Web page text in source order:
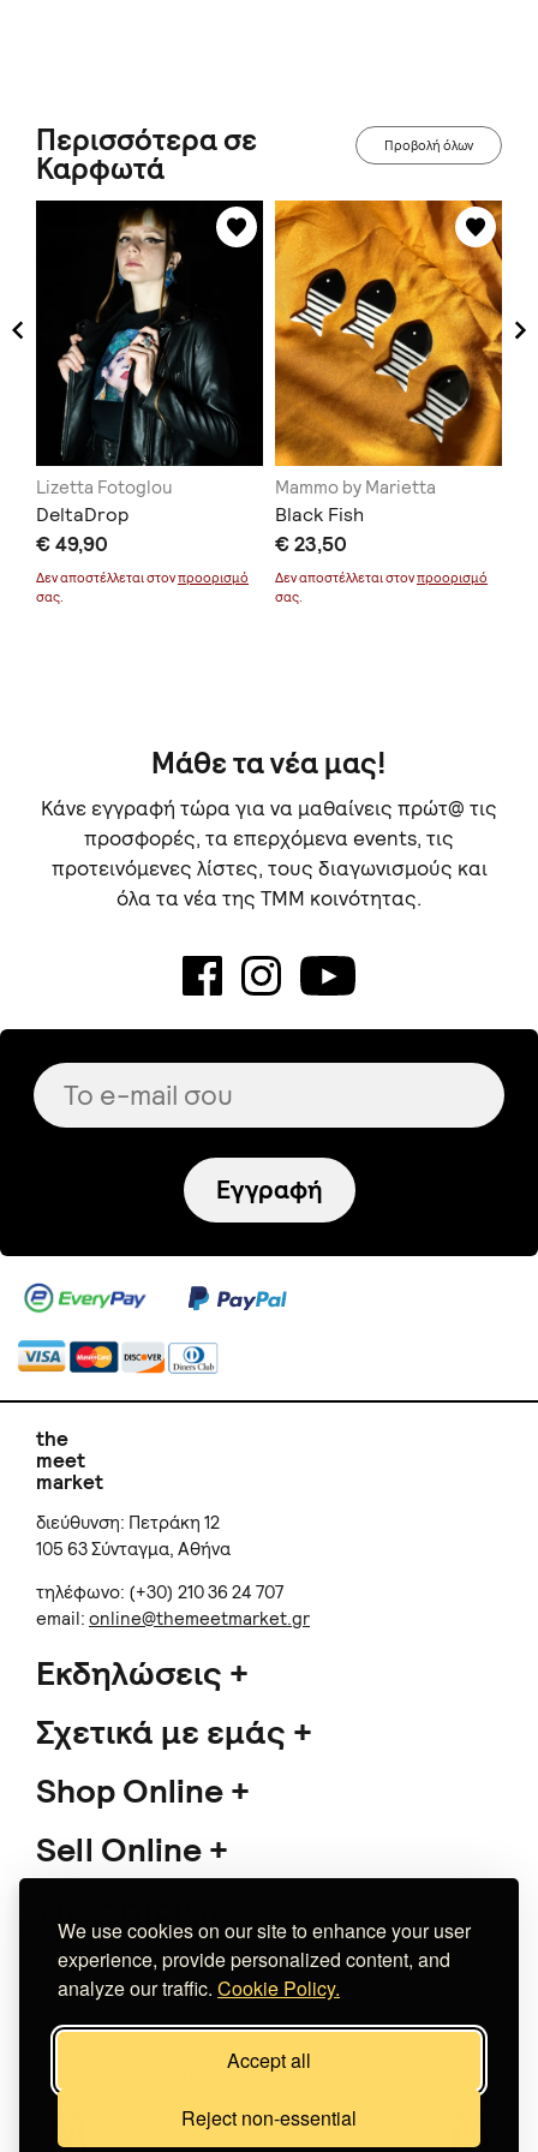
We use cookies on our site to enhance your user
experience, provide personalized content, and
analyze our traffic. Cookie Policy.
Accept all
Reject non-essential
Περισσότερα σε
Καρφωτά
Προβολή όλων
Lizetta Fotoglou
DeltaDrop
€ 49,90
Δεν αποστέλλεται στονπροορισμό
σας.
Mammo by Marietta
Black Fish
€ 23,50
Δεν αποστέλλεται στονπροορισμό
σας.
Μάθε τα νέα μας!
Κάνε εγγραφή τώρα για να μαθαίνεις πρώτ@ τις
προσφορές, τα επερχόμενα events, τις
προτεινόμενες λίστες, τους διαγωνισμούς και
όλα τα νέα της TMM κοινότητας.
Εγγραφή
the
meet
market
διεύθυνση: Πετράκη 12
105 63 Σύνταγμα, Αθήνα
τηλέφωνο: (+30) 210 36 24 707
email: online@themeetmarket.gr
Εκδηλώσεις
Σχετικά με εμάς
Shop Online
Sell Online
Κατασκευή eshop